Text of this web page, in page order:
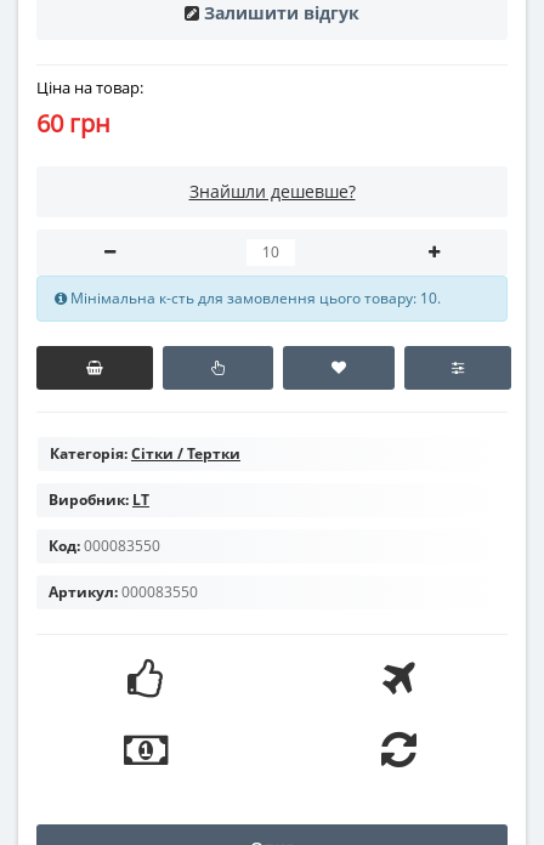
Залишити відгук
Ціна на товар:
60 грн
Знайшли дешевше?
Мінімальна к-сть для замовлення цього товару: 10.
Категорія:Сітки / Тертки
Виробник: LT
Код:000083550
Артикул:000083550